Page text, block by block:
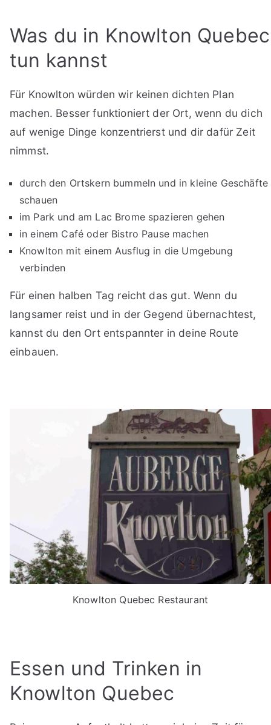
Was du in Knowlton Quebec
tun kannst
Für Knowlton würden wir keinen dichten Plan
machen. Besser funktioniert der Ort, wenn du dich
auf wenige Dinge konzentrierst und dir dafür Zeit
nimmst.
durch den Ortskern bummeln und in kleine Geschäfte
schauen
im Park und am Lac Brome spazieren gehen
in einem Café oder Bistro Pause machen
Knowlton mit einem Ausflug in die Umgebung
verbinden
Für einen halben Tag reicht das gut. Wenn du
langsamer reist und in der Gegend übernachtest,
kannst du den Ort entspannter in deine Route
einbauen.
Knowlton Quebec Restaurant
Essen und Trinken in
Knowlton Quebec